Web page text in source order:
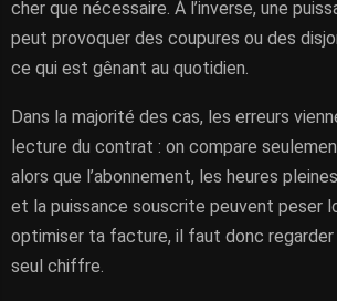
cher que nécessaire. À l’inverse, une
peut provoquer des coupures ou des
ce qui est gênant au quotidien.
Dans la majorité des cas, les erreurs
lecture du contrat : on compare
alors que l’abonnement, les heures
et la puissance souscrite peuvent peser
optimiser ta facture, il faut donc regarder
seul chiffre.